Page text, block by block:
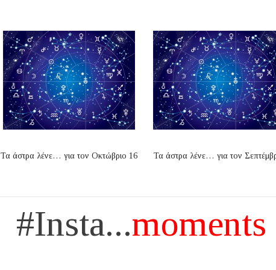
Τα άστρα λένε… για τον Οκτώβριο 16 Τα άστρα λένε… για τον
#Insta...moments